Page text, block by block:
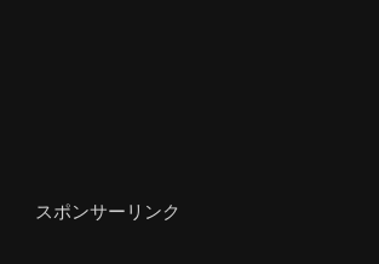
スポンサーリンク